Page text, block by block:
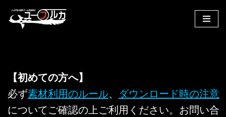
へ
ス
キ
【初めての方へ】
必ず素材利用のルール、 ダウンロード時の注意
についてご確認の上ご利用ください。お問い合